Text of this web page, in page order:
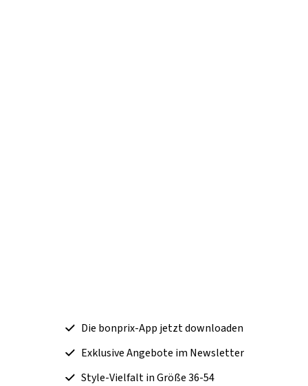
Die bonprix-App jetzt downloaden
Exklusive Angebote im Newsletter
Style-Vielfalt in Größe 36-54